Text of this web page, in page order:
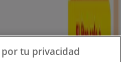
tu privacidad